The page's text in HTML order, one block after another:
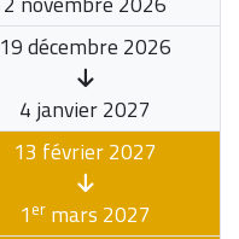
19 décembre 2026
4 janvier 2027
13 février 2027
1ermars 2027